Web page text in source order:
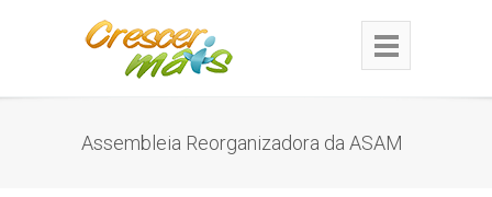
Assembleia Reorganizadora da ASAM